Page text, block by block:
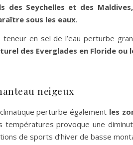
des Seychelles et des
sous les eaux.
teneur en sel de l’eau perturbe
des Everglades en Floride
neigeux
perturbe également les
températures provoque une
de sports d’hiver de basse